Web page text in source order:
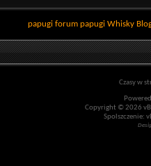
papugi forum papugi Whisky
Czasy w
Copyright © 2026
Spolszczenie: